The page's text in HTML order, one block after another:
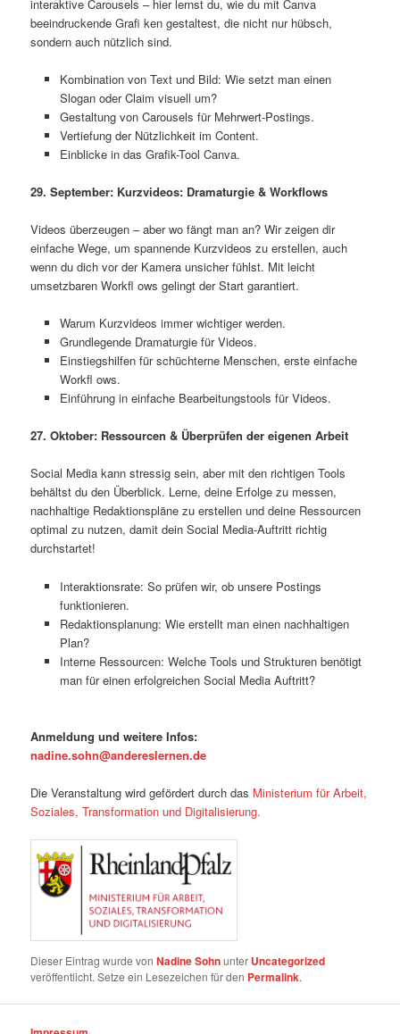
interaktive Carousels – hier lernst du, wie du mit Canva
beeindruckende Grafi ken gestaltest, die nicht nur hübsch,
sondern auch nützlich sind.
Kombination von Text und Bild: Wie setzt man einen
Slogan oder Claim visuell um?
Gestaltung von Carousels für Mehrwert-Postings.
Vertiefung der Nützlichkeit im Content.
Einblicke in das Grafik-Tool Canva.
29. September: Kurzvideos: Dramaturgie & Workflows
Videos überzeugen – aber wo fängt man an? Wir zeigen dir
einfache Wege, um spannende Kurzvideos zu erstellen, auch
wenn du dich vor der Kamera unsicher fühlst. Mit leicht
umsetzbaren Workfl ows gelingt der Start garantiert.
Warum Kurzvideos immer wichtiger werden.
Grundlegende Dramaturgie für Videos.
Einstiegshilfen für schüchterne Menschen, erste einfache
Workfl ows.
Einführung in einfache Bearbeitungstools für Videos.
27. Oktober: Ressourcen & Überprüfen der eigenen Arbeit
Social Media kann stressig sein, aber mit den richtigen Tools
behältst du den Überblick. Lerne, deine Erfolge zu messen,
nachhaltige Redaktionspläne zu erstellen und deine Ressourcen
optimal zu nutzen, damit dein Social Media-Auftritt richtig
durchstartet!
Interaktionsrate: So prüfen wir, ob unsere Postings
funktionieren.
Redaktionsplanung: Wie erstellt man einen nachhaltigen
Plan?
Interne Ressourcen: Welche Tools und Strukturen benötigt
man für einen erfolgreichen Social Media Auftritt?
Anmeldung und weitere Infos:
nadine.sohn@andereslernen.de
Die Veranstaltung wird gefördert durch das Ministerium für Arbeit,
Soziales, Transformation und Digitalisierung.
Dieser Eintrag wurde vonNadine Sohnunter Uncategorized
veröffentlicht. Setze ein Lesezeichen für den Permalink.